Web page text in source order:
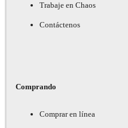
Trabaje en Chaos
Contáctenos
Comprando
Comprar en línea